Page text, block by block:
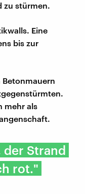
zu stürmen.
Eine
bis zur
mehr als
Strand
rot."